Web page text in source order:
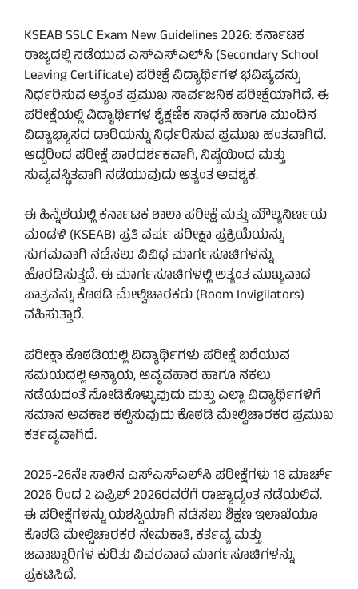
KSEAB SSLC Exam New Guidelines 2026: ಕರ್ನಾಟಕ
ರಾಜ್ಯದಲ್ಲಿ ನಡೆಯುವ ಎಸ್‌ಎಸ್‌ಎಲ್‌ಸಿ (Secondary School
Leaving Certificate) ಪರೀಕ್ಷೆ ವಿದ್ಯಾರ್ಥಿಗಳ ಭವಿಷ್ಯವನ್ನು
ನಿರ್ಧರಿಸುವ ಅತ್ಯಂತ ಪ್ರಮುಖ ಸಾರ್ವಜನಿಕ ಪರೀಕ್ಷೆಯಾಗಿದೆ. ಈ
ಪರೀಕ್ಷೆಯಲ್ಲಿ ವಿದ್ಯಾರ್ಥಿಗಳ ಶೈಕ್ಷಣಿಕ ಸಾಧನೆ ಹಾಗೂ ಮುಂದಿನ
ವಿದ್ಯಾಭ್ಯಾಸದ ದಾರಿಯನ್ನು ನಿರ್ಧರಿಸುವ ಪ್ರಮುಖ ಹಂತವಾಗಿದೆ.
ಆದ್ದರಿಂದ ಪರೀಕ್ಷೆ ಪಾರದರ್ಶಕವಾಗಿ, ನಿಷ್ಠೆಯಿಂದ ಮತ್ತು
ಸುವ್ಯವಸ್ಥಿತವಾಗಿ ನಡೆಯುವುದು ಅತ್ಯಂತ ಅವಶ್ಯಕ.
ಈ ಹಿನ್ನೆಲೆಯಲ್ಲಿ ಕರ್ನಾಟಕ ಶಾಲಾ ಪರೀಕ್ಷೆ ಮತ್ತು ಮೌಲ್ಯನಿರ್ಣಯ
ಮಂಡಳಿ (KSEAB) ಪ್ರತಿ ವರ್ಷ ಪರೀಕ್ಷಾ ಪ್ರಕ್ರಿಯೆಯನ್ನು
ಸುಗಮವಾಗಿ ನಡೆಸಲು ವಿವಿಧ ಮಾರ್ಗಸೂಚಿಗಳನ್ನು
ಹೊರಡಿಸುತ್ತದೆ. ಈ ಮಾರ್ಗಸೂಚಿಗಳಲ್ಲಿ ಅತ್ಯಂತ ಮುಖ್ಯವಾದ
ಪಾತ್ರವನ್ನು ಕೊಠಡಿ ಮೇಲ್ವಿಚಾರಕರು (Room Invigilators)
ವಹಿಸುತ್ತಾರೆ.
ಪರೀಕ್ಷಾ ಕೊಠಡಿಯಲ್ಲಿ ವಿದ್ಯಾರ್ಥಿಗಳು ಪರೀಕ್ಷೆ ಬರೆಯುವ
ಸಮಯದಲ್ಲಿ ಅನ್ಯಾಯ, ಅವ್ಯವಹಾರ ಹಾಗೂ ನಕಲು
ನಡೆಯದಂತೆ ನೋಡಿಕೊಳ್ಳುವುದು ಮತ್ತು ಎಲ್ಲಾ ವಿದ್ಯಾರ್ಥಿಗಳಿಗೆ
ಸಮಾನ ಅವಕಾಶ ಕಲ್ಪಿಸುವುದು ಕೊಠಡಿ ಮೇಲ್ವಿಚಾರಕರ ಪ್ರಮುಖ
ಕರ್ತವ್ಯವಾಗಿದೆ.
2025-26ನೇ ಸಾಲಿನ ಎಸ್‌ಎಸ್‌ಎಲ್‌ಸಿ ಪರೀಕ್ಷೆಗಳು 18 ಮಾರ್ಚ್
2026 ರಿಂದ 2 ಏಪ್ರಿಲ್ 2026ರವರೆಗೆ ರಾಜ್ಯಾದ್ಯಂತ ನಡೆಯಲಿವೆ.
ಈ ಪರೀಕ್ಷೆಗಳನ್ನು ಯಶಸ್ವಿಯಾಗಿ ನಡೆಸಲು ಶಿಕ್ಷಣ ಇಲಾಖೆಯೂ
ಕೊಠಡಿ ಮೇಲ್ವಿಚಾರಕರ ನೇಮಕಾತಿ, ಕರ್ತವ್ಯ ಮತ್ತು
ಜವಾಬ್ದಾರಿಗಳ ಕುರಿತು ವಿವರವಾದ ಮಾರ್ಗಸೂಚಿಗಳನ್ನು
ಪ್ರಕಟಿಸಿದೆ.